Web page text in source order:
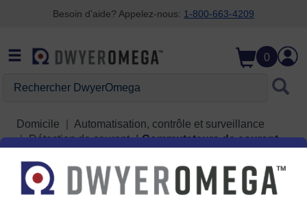
Besoin d'aide? Appelez-nous: 1-800-663-4209
0
Domicile
Automatisation, contrôle et surveillance
Détection de courant
Commutateurs de courant
Grille Tableau